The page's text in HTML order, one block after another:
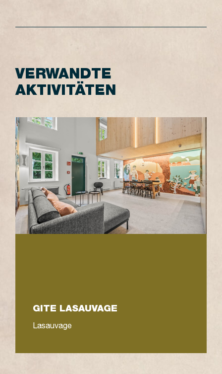
VERWANDTE
AKTIVITÄTEN
GITE LASAUVAGE
Lasauvage